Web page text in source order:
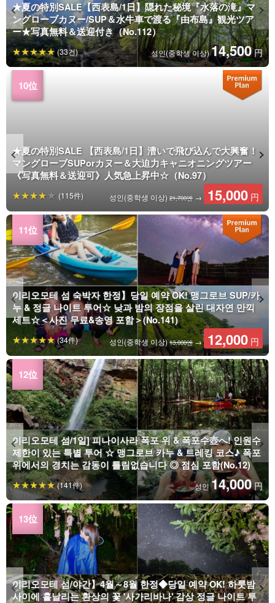
★夏の特別SALE【西表島/1日】隠れた秘境『水落の滝』マ
ングローブカヌー/SUP＆水牛車で渡る『由布島』観光ツア
ー★写真無料＆送迎付き（No.112）
성인(중학생 이상)14,500 円
(33건)
★夏の特別SALE 【西表島/1日】漕いで飛び込んで大興奮！
マングローブSUPorカヌー＆大迫力キャニオニングツアー
《写真無料＆送迎可》人気急上昇中☆（No.97）
성인(중학생 이상) 21,700엔 → 15,000 円
(115件)
이리오모테 섬 숙박자 한정】당일 예약 OK! 맹그로브 SUP/카
누 & 정글 나이트 투어☆ 낮과 밤의 장점을 살린 대자연 만끽
세트☆＜사진 무료&송영 포함＞(No.141)
성인(중학생 이상)13,000엔 → 12,000 円
(34件)
이리오모테 섬/1일] 피나이사라 폭포 위 & 폭포수壺へ! 인원수
제한이 있는 특별 투어 ☆ 맹그로브 카누 & 트레킹 코스♪ 폭포
위에서의 경치는 감동이 틀림없습니다 ◎ 점심 포함(No.12)
성인14,000 円
(141件)
이리오모테 섬/야간】4월～8월 한정◆당일 예약 OK! 하룻밤
사이에 흩날리는 환상의 꽃 '사가리바나' 감상 정글 나이트 투